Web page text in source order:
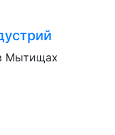
Мытищах